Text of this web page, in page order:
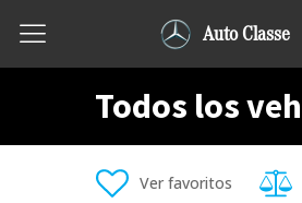
Auto Classe
Todos los
Ver favoritos